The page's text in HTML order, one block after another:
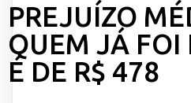
PREJUÍZO
QUEM JÁ FOI
É DE R$ 478